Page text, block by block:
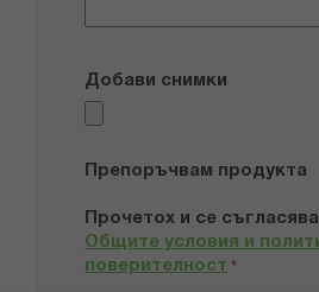
Добави снимки
Препоръчвам продукта
Прочетох и се
Общите условия и
поверителност *